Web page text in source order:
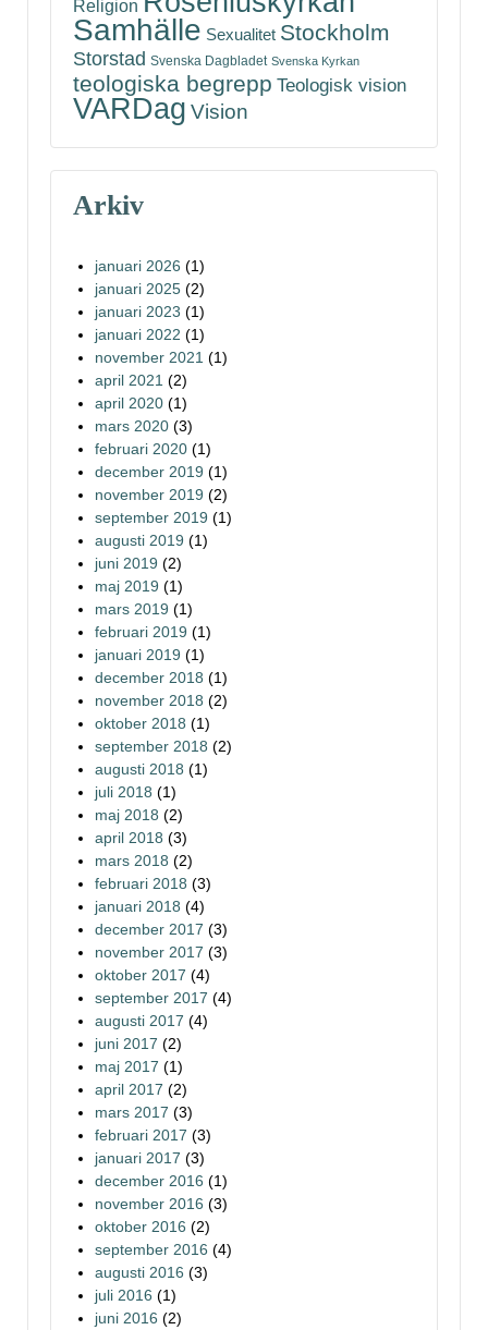
Religion
Samhälle Sexualitet Stockholm
Storstad Svenska Dagbladet Svenska Kyrkan
teologiska begrepp Teologisk vision
VARDag Vision
Arkiv
januari 2026 (1)
januari 2025 (2)
januari 2023 (1)
januari 2022 (1)
november 2021 (1)
april 2021 (2)
april 2020 (1)
mars 2020 (3)
februari 2020 (1)
december 2019 (1)
november 2019 (2)
september 2019 (1)
augusti 2019 (1)
juni 2019 (2)
maj 2019 (1)
mars 2019 (1)
februari 2019 (1)
januari 2019 (1)
december 2018 (1)
november 2018 (2)
oktober 2018 (1)
september 2018 (2)
augusti 2018 (1)
juli 2018 (1)
maj 2018 (2)
april 2018 (3)
mars 2018 (2)
februari 2018 (3)
januari 2018 (4)
december 2017 (3)
november 2017 (3)
oktober 2017 (4)
september 2017 (4)
augusti 2017 (4)
juni 2017 (2)
maj 2017 (1)
april 2017 (2)
mars 2017 (3)
februari 2017 (3)
januari 2017 (3)
december 2016 (1)
november 2016 (3)
oktober 2016 (2)
september 2016 (4)
augusti 2016 (3)
juli 2016 (1)
juni 2016 (2)